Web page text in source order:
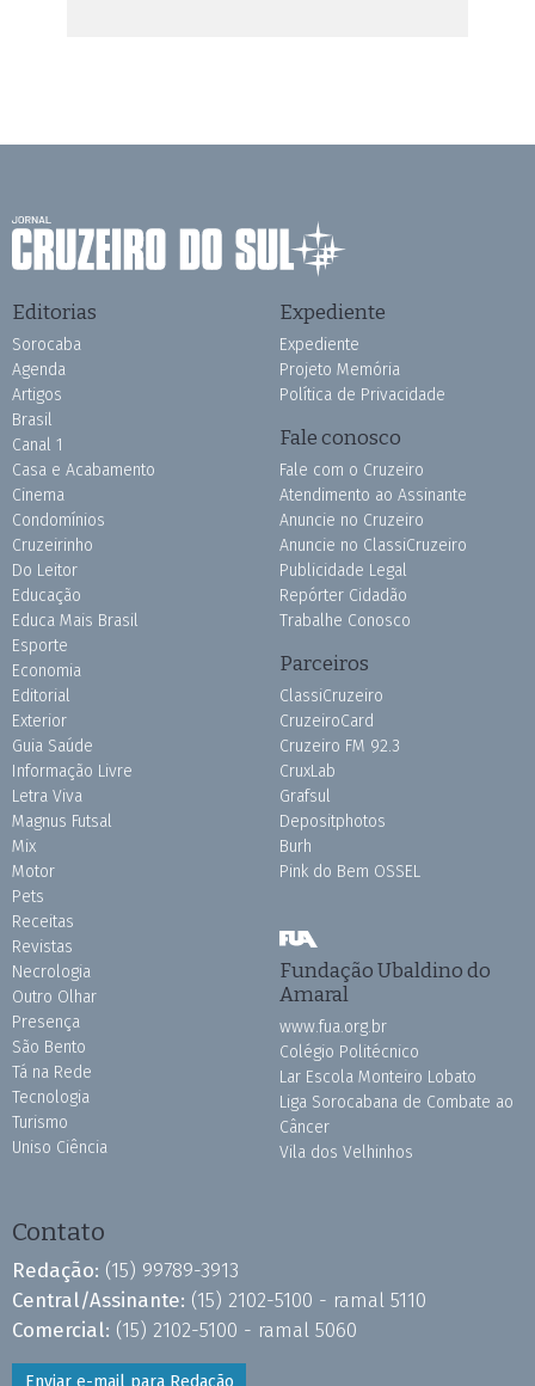
Editorias
Sorocaba
Agenda
Artigos
Brasil
Canal 1
Casa e Acabamento
Cinema
Condomínios
Cruzeirinho
Do Leitor
Educação
Educa Mais Brasil
Esporte
Economia
Editorial
Exterior
Guia Saúde
Informação Livre
Letra Viva
Magnus Futsal
Mix
Motor
Pets
Receitas
Revistas
Necrologia
Outro Olhar
Presença
São Bento
Tá na Rede
Tecnologia
Turismo
Uniso Ciência
Expediente
Expediente
Projeto Memória
Política de Privacidade
Fale conosco
Fale com o Cruzeiro
Atendimento ao Assinante
Anuncie no Cruzeiro
Anuncie no ClassiCruzeiro
Publicidade Legal
Repórter Cidadão
Trabalhe Conosco
Parceiros
ClassiCruzeiro
CruzeiroCard
Cruzeiro FM 92.3
CruxLab
Grafsul
Depositphotos
Burh
Pink do Bem OSSEL
Fundação Ubaldino do
Amaral
www.fua.org.br
Colégio Politécnico
Lar Escola Monteiro Lobato
Liga Sorocabana de Combate ao
Câncer
Vila dos Velhinhos
Contato
Redação: (15) 99789-3913
Central/Assinante: (15) 2102-5100 - ramal 5110
Comercial: (15) 2102-5100 - ramal 5060
Enviar e-mail para Redação